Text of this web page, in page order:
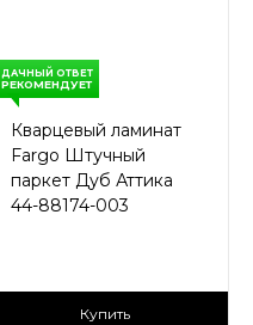
ДАЧНЫЙ ОТВЕТ
РЕКОМЕНДУЕТ
Кварцевый ламинат
Fargo Штучный
паркет Дуб Аттика
44-88174-003
2
Купить